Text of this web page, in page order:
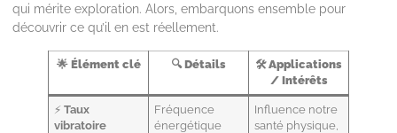
qui mérite exploration. Alors, embarquons ensemble pour
découvrir ce qu’il en est réellement.
🌟 Élément clé 🔍Détails 🛠️Applications
/ Intérêts
⚡Taux
vibratoire
Fréquence
énergétique
Influence notre
santé physique,